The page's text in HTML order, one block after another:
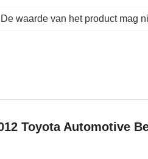
De waarde van het product mag
Toyota Automotive